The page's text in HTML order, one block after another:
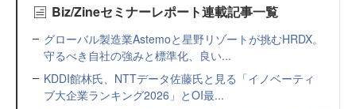
Biz/Zineセミナーレポート連載記事一覧
グローバル製造業Astemoと星野リゾートが挑むHRDX。
守るべき自社の強みと標準化、良い...
KDDI館林氏、NTTデータ佐藤氏と見る「イノベーティ
ブ大企業ランキング2026」とOI最...